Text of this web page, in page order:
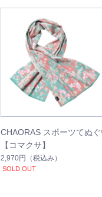
CHAORAS スポーツてぬぐ
【コマクサ】
2,970円 （税込み）
SOLD OUT